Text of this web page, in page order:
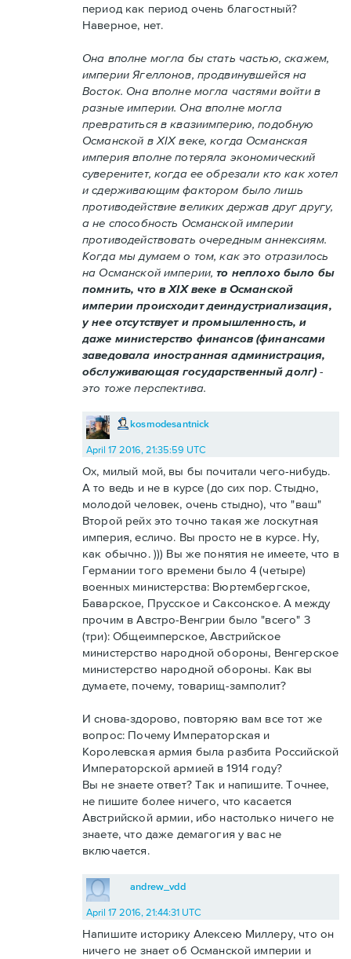
период как период очень благостный?
Наверное, нет.
Она вполне могла бы стать частью, скажем,
империи Ягеллонов, продвинувшейся на
Восток. Она вполне могла частями войти в
разные империи. Она вполне могла
превратиться в квазиимперию, подобную
Османской в XIX веке, когда Османская
империя вполне потеряла экономический
суверенитет, когда ее обрезали кто как хотел
и сдерживающим фактором было лишь
противодействие великих держав друг другу,
а не способность Османской империи
противодействовать очередным аннексиям.
Когда мы думаем о том, как это отразилось
на Османской империи,то неплохо было бы
помнить, что в XIX веке в Османской
империи происходит деиндустриализация,
у нее отсутствует и промышленность, и
даже министерство финансов (финансами
заведовала иностранная администрация,
обслуживающая государственный долг)-
это тоже перспектива.
kosmodesantnick
April 17 2016, 21:35:59 UTC
Ох, милый мой, вы бы почитали чего-нибудь.
А то ведь и не в курсе (до сих пор. Стыдно,
молодой человек, очень стыдно), что "ваш"
Второй рейх это точно такая же лоскутная
империя, есличо. Вы просто не в курсе. Ну,
как обычно. ))) Вы же понятия не имеете, что в
Германии того времени было 4 (четыре)
военных министерства: Вюртембергское,
Баварское, Прусское и Саксонское. А между
прочим в Австро-Венгрии было "всего" 3
(три): Общеимперское, Австрийское
министерство народной обороны, Венгерское
министерство народной обороны. Как вы
думаете, почему, товарищ-замполит?
И снова-здорово, повторяю вам все тот же
вопрос: Почему Императорская и
Королевская армия была разбита Российской
Императорской армией в 1914 году?
Вы не знаете ответ? Так и напишите. Точнее,
не пишите более ничего, что касается
Австрийской армии, ибо настолько ничего не
знаете, что даже демагогия у вас не
включается.
andrew_vdd
April 17 2016, 21:44:31 UTC
Напишите историку Алексею Миллеру, что он
ничего не знает об Османской империи и